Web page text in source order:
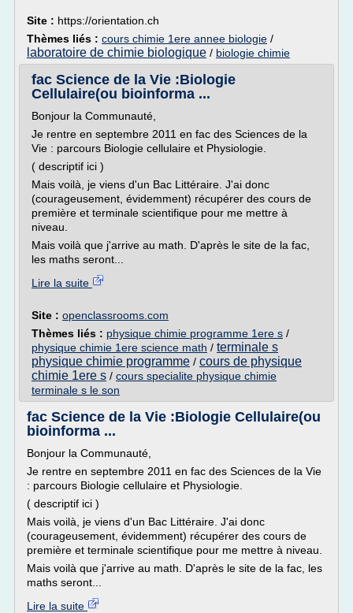
Site : https://orientation.ch
Thèmes liés : cours chimie 1ere annee biologie /
laboratoire de chimie biologique / biologie chimie
fac Science de la Vie :Biologie
Cellulaire(ou bioinforma ...
Bonjour la Communauté,
Je rentre en septembre 2011 en fac des Sciences de la
Vie : parcours Biologie cellulaire et Physiologie.
( descriptif ici )
Mais voilà, je viens d'un Bac Littéraire. J'ai donc
(courageusement, évidemment) récupérer des cours de
première et terminale scientifique pour me mettre à
niveau.
Mais voilà que j'arrive au math. D'après le site de la fac,
les maths seront...
Lire la suite
Site : openclassrooms.com
Thèmes liés : physique chimie programme 1ere s /
physique chimie 1ere science math / terminale s
physique chimie programme / cours de physique
chimie 1ere s / cours specialite physique chimie
terminale s le son
fac Science de la Vie :Biologie Cellulaire(ou
bioinforma ...
Bonjour la Communauté,
Je rentre en septembre 2011 en fac des Sciences de la Vie
: parcours Biologie cellulaire et Physiologie.
( descriptif ici )
Mais voilà, je viens d'un Bac Littéraire. J'ai donc
(courageusement, évidemment) récupérer des cours de
première et terminale scientifique pour me mettre à niveau.
Mais voilà que j'arrive au math. D'après le site de la fac, les
maths seront...
Lire la suite